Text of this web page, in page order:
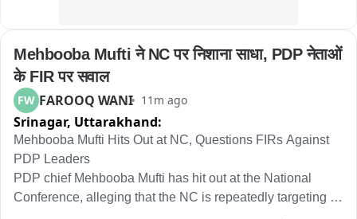
Mehbooba Mufti ने NC पर निशाना साधा, PDP नेताओं
के FIR पर सवाल
FW FAROOQ WANI 11m ago
Srinagar, Uttarakhand:
Mehbooba Mufti Hits Out at NC, Questions FIRs Against
PDP Leaders
PDP chief Mehbooba Mufti has hit out at the National
Conference, alleging that the NC is repeatedly targeting